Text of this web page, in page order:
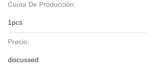
Cuota De Producción:
1pcs
Precio:
discussed